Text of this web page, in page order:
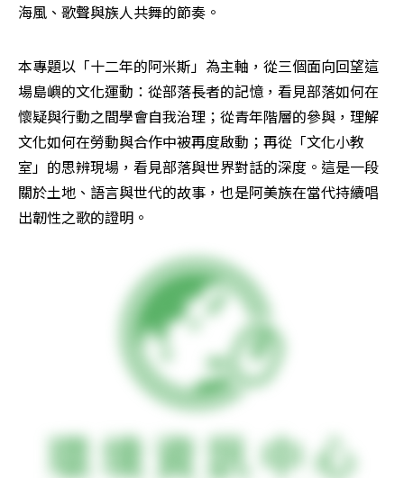
海風、歌聲與族人共舞的節奏。
本專題以「十二年的阿米斯」為主軸，從三個面向回望這
場島嶼的文化運動：從部落長者的記憶，看見部落如何在
懷疑與行動之間學會自我治理；從青年階層的參與，理解
文化如何在勞動與合作中被再度啟動；再從「文化小教
室」的思辨現場，看見部落與世界對話的深度。這是一段
關於土地、語言與世代的故事，也是阿美族在當代持續唱
出韌性之歌的證明。